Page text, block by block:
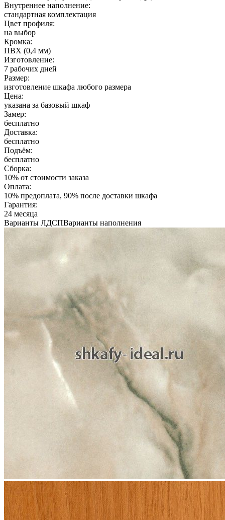
Внутреннее наполнение:
стандартная комплектация
Цвет профиля:
на выбор
Кромка:
ПВХ (0,4 мм)
Изготовление:
7 рабочих дней
Размер:
изготовление шкафа любого размера
Цена:
указана за базовый шкаф
Замер:
бесплатно
Доставка:
бесплатно
Подъём:
бесплатно
Сборка:
10% от стоимости заказа
Оплата:
10% предоплата, 90% после доставки шкафа
Гарантия:
24 месяца
Варианты ЛДСПВарианты наполнения